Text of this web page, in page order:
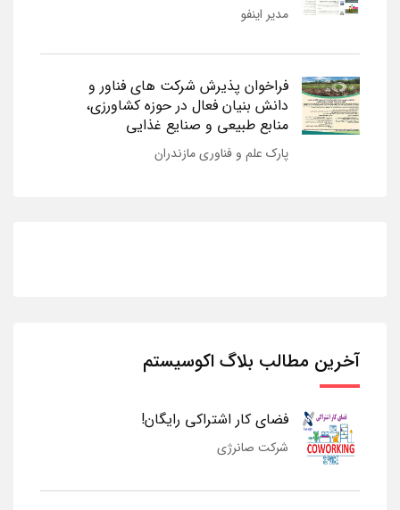
مدیر اینفو
فراخوان پذیرش شرکت های فناور و
دانش بنیان فعال در حوزه کشاورزی،
منابع طبیعی و صنایع غذایی
پارک علم و فناوری مازندران
آخرین مطالب بلاگ اکوسیستم
فضای کار اشتراکی رایگان!
شرکت صانرژی